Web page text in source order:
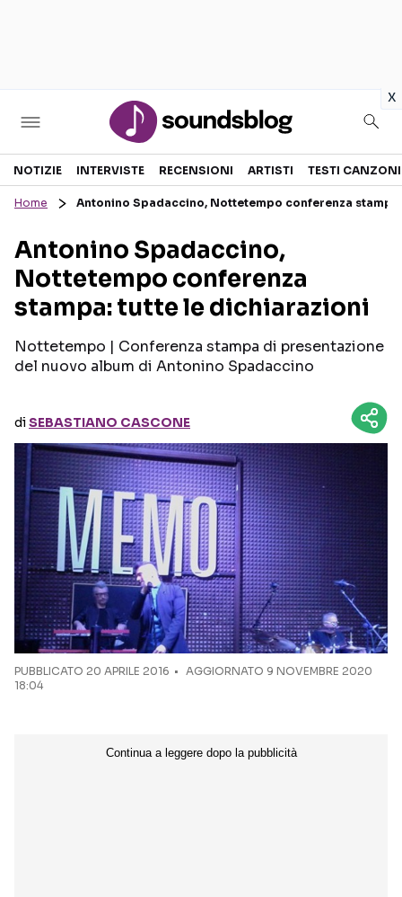
x
Sezioni
RECENSIONI MUSICALI
INTERVISTE
GOSSIP E CURIOSITÀ
TESTI CANZONI
TOUR ED EVENTI
TALENT SHOW
Seguici sui social
NOTIZIE INTERVISTE RECENSIONI ARTISTI TESTI CANZONI
Home Antonino Spadaccino, Nottetempo conferenza
Antonino Spadaccino,
Nottetempo conferenza
stampa: tutte le dichiarazioni
Nottetempo | Conferenza stampa di presentazione
del nuovo album di Antonino Spadaccino
diSEBASTIANO CASCONE
PUBBLICATO 20 APRILE 2016
AGGIORNATO 9 NOVEMBRE 2020
18:04